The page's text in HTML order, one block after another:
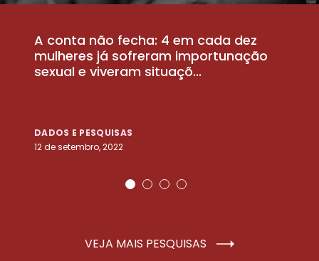
A conta não fecha: 4 em cada dez
mulheres já sofreram importunação
sexual e viveram situaçõ...
DADOS E PESQUISAS
12 de setembro, 2022
VEJA MAIS PESQUISAS